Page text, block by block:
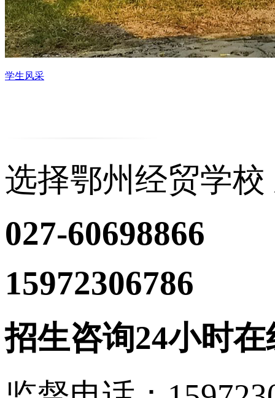
学生风采
选择鄂州经贸学
027-60698866
15972306786
招生咨询24小时在